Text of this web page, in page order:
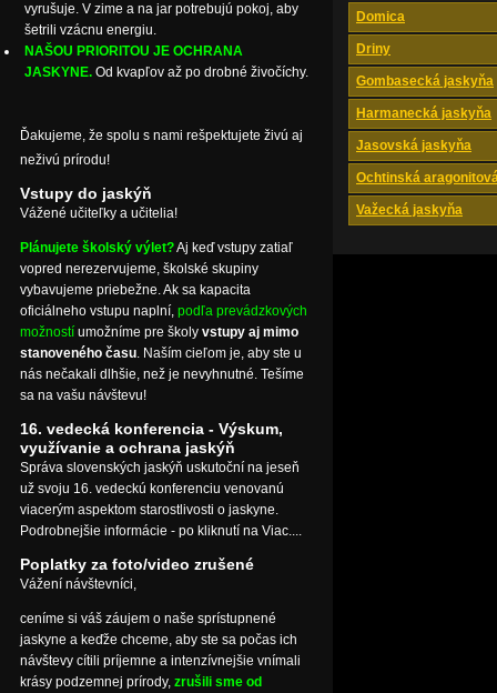
Domica
Driny
Gombasecká jaskyňa
Harmanecká jaskyňa
Jasovská jaskyňa
Ochtinská
Važecká jaskyňa
vyrušuje. V zime a na jar potrebujú pokoj, aby
šetrili vzácnu energiu.
NAŠOU PRIORITOU JE OCHRANA
JASKYNE. Od kvapľov až po drobné živočíchy.
Ďakujeme, že spolu s nami rešpektujete živú aj
neživú prírodu!
Vstupy do jaskýň
Vážené učiteľky a učitelia!
Plánujete školský výlet?Aj keď vstupy zatiaľ
vopred nerezervujeme, školské skupiny
vybavujeme priebežne. Ak sa kapacita
oficiálneho vstupu naplní, podľa prevádzkových
možností umožníme pre školy vstupy aj mimo
stanoveného času. Naším cieľom je, aby ste u
nás nečakali dlhšie, než je nevyhnutné. Tešíme
sa na vašu návštevu!
16. vedecká konferencia - Výskum,
využívanie a ochrana jaskýň
Správa slovenských jaskýň uskutoční na jeseň
už svoju 16. vedeckú konferenciu venovanú
viacerým aspektom starostlivosti o jaskyne.
Podrobnejšie informácie - po kliknutí na Viac....
Poplatky za foto/video zrušené
Vážení návštevníci,
ceníme si váš záujem o naše sprístupnené
jaskyne a keďže chceme, aby ste sa počas ich
návštevy cítili príjemne a intenzívnejšie vnímali
krásy podzemnej prírody, zrušili sme od